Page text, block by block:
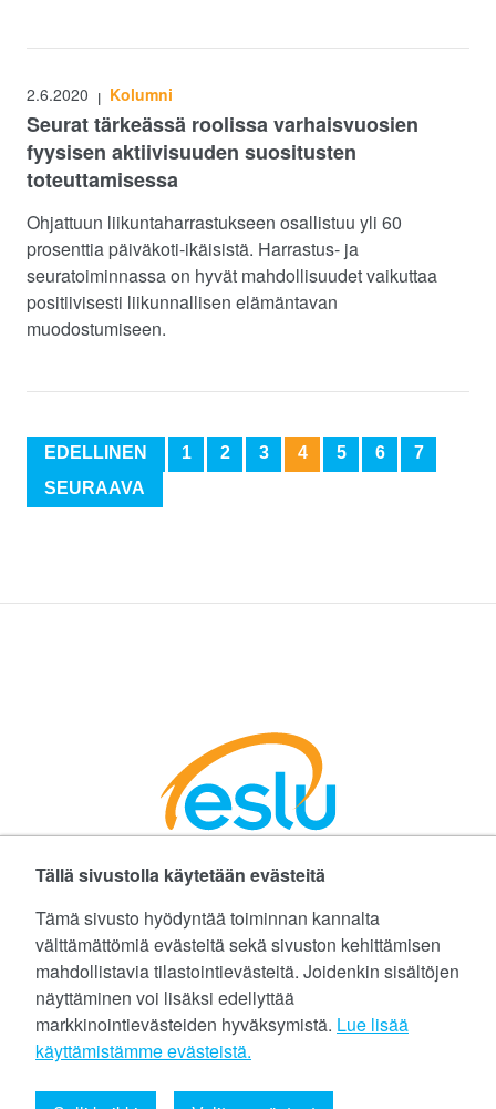
Tällä sivustolla käytetään evästeitä
Tämä sivusto hyödyntää toiminnan kannalta
välttämättömiä evästeitä sekä sivuston kehittämisen
mahdollistavia tilastointievästeitä. Joidenkin sisältöjen
näyttäminen voi lisäksi edellyttää
markkinointievästeiden hyväksymistä. Lue lisää
käyttämistämme evästeistä.​​​​​​
2.6.2020 | Kolumni
Seurat tärkeässä roolissa varhaisvuosien
fyysisen aktiivisuuden suositusten
toteuttamisessa
Ohjattuun liikuntaharrastukseen osallistuu yli 60
prosenttia päiväkoti-ikäisistä. Harrastus- ja
seuratoiminnassa on hyvät mahdollisuudet vaikuttaa
positiivisesti liikunnallisen elämäntavan
muodostumiseen.
EDELLINEN 1 2 3 4 5 6
7
SEURAAVA
Facebookissa Instagramissa
©Etelä-Suomen Liikunta ja Urheilu ry
Tietoa evästeistä (cookies)
Yhteystiedot
Tietosuojaseloste
eslu@eslu.fi